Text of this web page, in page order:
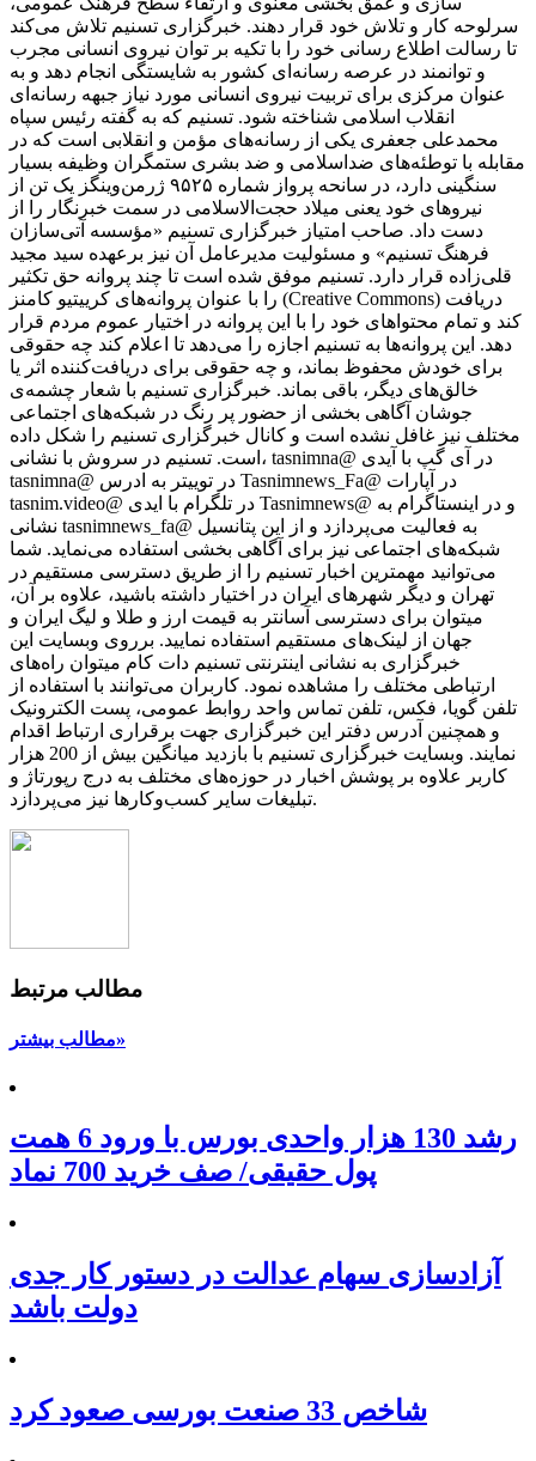
سرلوحه کار و تلاش خود قرار دهند. خبرگزاری تسنیم تلاش می‌کند
تا رسالت اطلاع رسانی خود را با تکیه بر توان نیروی انسانی مجرب
و توانمند در عرصه رسانه‌ای کشور به شایستگی انجام دهد و به
عنوان مرکزی برای تربیت نیروی انسانی مورد نیاز جبهه رسانه‌ای
انقلاب اسلامی شناخته شود. تسنیم که به گفته رئیس سپاه
محمدعلی جعفری یکی از رسانه‌های مؤمن و انقلابی است که در
مقابله با توطئه‌های ضداسلامی و ضد بشری ستمگران وظیفه بسیار
سنگینی دارد، در سانحه پرواز شماره ۹۵۲۵ ژرمن‌وینگز یک تن از
نیروهای خود یعنی میلاد حجت‌الاسلامی در سمت خبرنگار را از
دست داد. صاحب امتیاز خبرگزاری تسنیم «مؤسسه آتی‌سازان
فرهنگ تسنیم» و مسئولیت مدیرعامل آن نیز برعهده سید مجید
قلی‌زاده‌ قرار دارد. تسنیم موفق شده است تا چند پروانه حق تکثیر
را با عنوان پروانه‌های کرییتیو کامنز (Creative Commons) دریافت
کند و تمام محتواهای خود را با این پروانه در اختیار عموم مردم قرار
دهد. این پروانه‌ها به تسنیم اجازه را می‌دهد تا اعلام کند چه حقوقی
برای خودش محفوظ بماند، و چه حقوقی برای دریافت‌کننده اثر یا
خالق‌های دیگر، باقی بماند. خبرگزاری تسنیم با شعار چشمه‌ی
جوشان آگاهی بخشی از حضور پر رنگ در شبکه‌های اجتماعی
مختلف نیز غافل نشده است و کانال خبرگزاری تسنیم را شکل داده
است. تسنیم در سروش با نشانی، tasnimna@ در آی گپ با آیدی
tasnimna@ در توییتر به ادرس Tasnimnews_Fa@ در آپارات
tasnim.video@ در تلگرام با ایدی Tasnimnews@ و در اینستاگرام به
نشانی tasnimnews_fa@ به فعالیت می‌پردازد و از این پتانسیل
شبکه‌های اجتماعی نیز برای آگاهی بخشی استفاده می‌نماید. شما
می‌توانید مهمترین اخبار تسنیم را از طریق دسترسی مستقیم در
تهران و دیگر شهرهای ایران در اختیار داشته باشید، علاوه بر آن،
میتوان برای دسترسی آسانتر به قیمت ارز و طلا و لیگ ایران و
جهان از لینک‌های مستقیم استفاده نمایید. برروی وبسایت این
خبرگزاری به نشانی اینترنتی تسنیم دات کام میتوان راه‌های
ارتباطی مختلف را مشاهده نمود. کاربران می‌توانند با استفاده از
تلفن گویا، فکس، تلفن تماس واحد روابط عمومی، پست الکترونیک
و همچنین آدرس دفتر این خبرگزاری جهت برقراری ارتباط اقدام
نمایند. وبسایت خبرگزاری تسنیم با بازدید میانگین بیش از 200 هزار
کاربر علاوه بر پوشش اخبار در حوزه‌های مختلف به درج رپورتاژ و
تبلیغات سایر کسب‌وکارها نیز می‌پردازد.
مطالب مرتبط
مطالب بیشتر»
رشد 130 هزار واحدی بورس با ورود 6 همت
پول حقیقی/ صف خرید 700 نماد
آزادسازی سهام عدالت در دستور کار جدی
دولت باشد
شاخص 33 صنعت بورسی صعود کرد